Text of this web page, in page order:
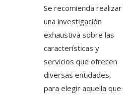
Se recomienda realizar
una investigación
exhaustiva sobre las
características y
servicios que ofrecen
diversas entidades,
para elegir aquella que